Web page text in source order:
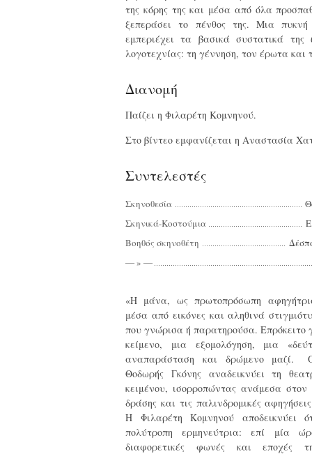
της κόρης της και μέσα από όλα
ξεπεράσει το πένθος της. Μια πυκνή
εμπεριέχει τα βασικά συστατικά της
λογοτεχνίας: τη γέννηση, τον έρωτα και
Διανομή
Παίζει η Φιλαρέτη Κομνηνού.
Στο βίντεο εμφανίζεται η Αναστασία
Συντελεστές
Σκηνοθεσία
Σκηνικά-Κοστούμια
Βοηθός σκηνοθέτη
― » ―
«Η μάνα, ως πρωτοπρόσωπη
μέσα από εικόνες και αληθινά
που γνώρισα ή παρατηρούσα. Επρόκειτο
κείμενο, μια εξομολόγηση, μια
αναπαράσταση και δρώμενο μαζί. Ο
Θοδωρής Γκόνης αναδεικνύει τη
κειμένου, ισορροπώντας ανάμεσα στον
δράσης και τις παλινδρομικές
Η Φιλαρέτη Κομνηνού αποδεικνύει
πολύτροπη ερμηνεύτρια: επί μία
διαφορετικές φωνές και εποχές